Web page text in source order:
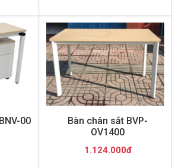
00
Bàn chân sắt BVP-
OV1400
1.124.000đ